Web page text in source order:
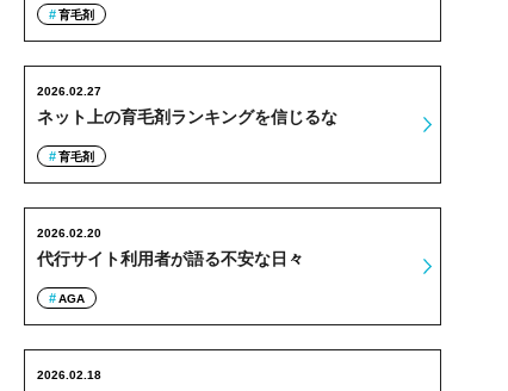
育毛剤
ネット上の育毛剤ランキングを信じるな
2026.02.27
育毛剤
代行サイト利用者が語る不安な日々
2026.02.20
AGA
2026.02.18